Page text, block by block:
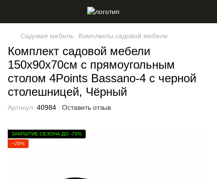
Садовая мебель Комплекты садовой мебели
Комплект садовой мебели
150х90х70см с прямоугольным
столом 4Points Bassano-4 с черной
столешницей, Чёрный
Артикул: 40984 Оставить отзыв
ЗАКРЫТИЕ СЕЗОНА ДО -70%
−20%